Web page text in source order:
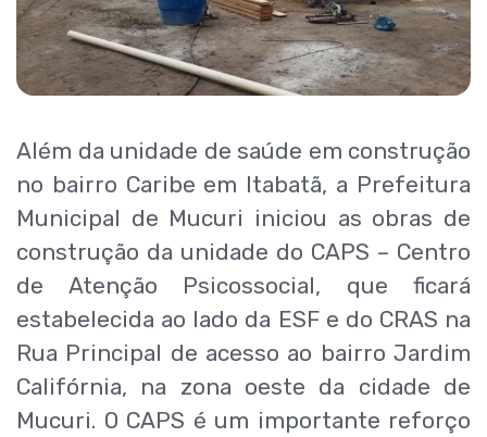
Além da unidade de saúde em construção
no bairro Caribe em Itabatã, a Prefeitura
Municipal de Mucuri iniciou as obras de
construção da unidade do CAPS – Centro
de Atenção Psicossocial, que ficará
estabelecida ao lado da ESF e do CRAS na
Rua Principal de acesso ao bairro Jardim
Califórnia, na zona oeste da cidade de
Mucuri. O CAPS é um importante reforço